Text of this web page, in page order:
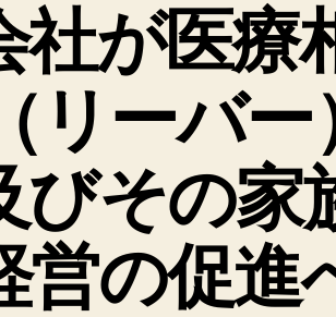
リ
ー
社が医療
リーバ
びその家
営の促進